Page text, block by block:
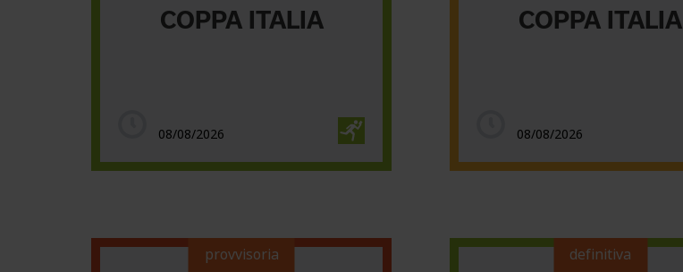
COPPA ITALIA
08/08/2026
COPPA ITALIA
08/08/2026
provvisoria definitiva